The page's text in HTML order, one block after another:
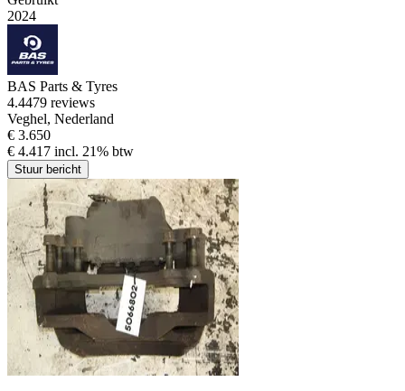
2024
BAS Parts & Tyres
4.4479 reviews
Veghel, Nederland
€ 3.650
€ 4.417 incl. 21% btw
Stuur bericht